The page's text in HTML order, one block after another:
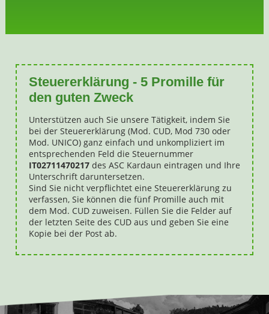
Steuererklärung - 5 Promille für
den guten Zweck
Unterstützen auch Sie unsere Tätigkeit, indem Sie
bei der Steuererklärung (Mod. CUD, Mod 730 oder
Mod. UNICO) ganz einfach und unkompliziert im
entsprechenden Feld die Steuernummer
IT02711470217 des ASC Kardaun eintragen und Ihre
Unterschrift daruntersetzen.
Sind Sie nicht verpflichtet eine Steuererklärung zu
verfassen, Sie können die fünf Promille auch mit
dem Mod. CUD zuweisen. Füllen Sie die Felder auf
der letzten Seite des CUD aus und geben Sie eine
Kopie bei der Post ab.